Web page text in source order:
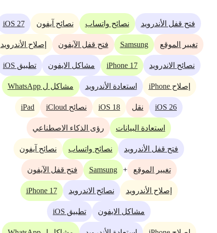
فتح قفل الأندرويد نصائح واتساب نصائح آيفون iOS 27
تغيير الموقع Samsung فتح قفل الآيفون إصلاح الأندرويد
نصائح الاندرويد iPhone 17 مشاكل الايفون تطبيق iOS
إصلاح iPhone استعادة الأندرويد مشاكل ل WhatsApp
iOS 26 نقل iOS 18 نصائح iCloud iPad
استعادة البيانات رؤى الذكاء الاصطناعي
فتح قفل الأندرويد نصائح واتساب نصائح آيفون
تغيير الموقع +
Samsung فتح قفل الآيفون
إصلاح الأندرويد نصائح الاندرويد iPhone 17
مشاكل الايفون تطبيق iOS